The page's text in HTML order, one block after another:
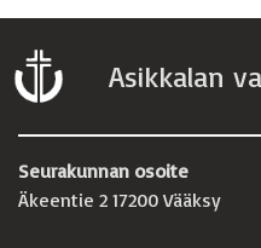
Asikkalan
Seurakunnan osoite
Äkeentie 2 17200 Vääksy